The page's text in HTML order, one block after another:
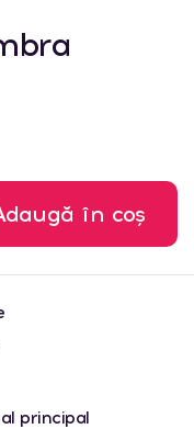
în coș
principal